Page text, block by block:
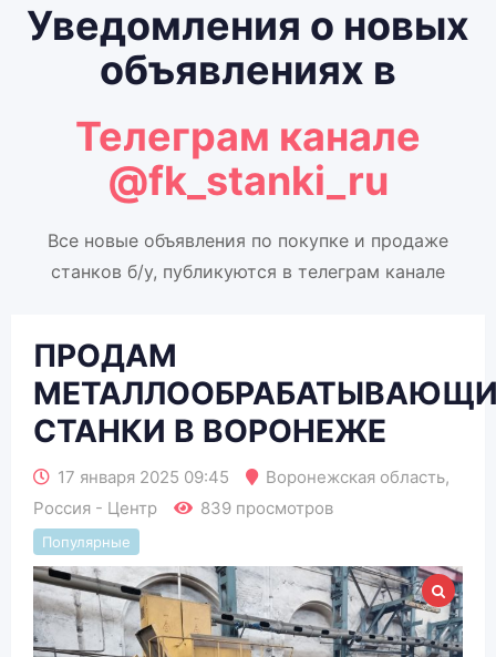
Уведомления о новых
объявлениях в
Телеграм канале
@fk_stanki_ru
Все новые объявления по покупке и продаже
станков б/у, публикуются в телеграм канале
ПРОДАМ
СТАНКИ В ВОРОНЕЖE
17 января 2025 09:45 Воронежская область,
Россия - Центр
839 просмотров
Популярные